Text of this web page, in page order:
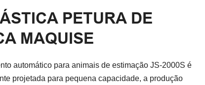
PETURA DE
MAQUISE
automático para animais de estimação JS-2000S é
projetada para pequena capacidade, a produção